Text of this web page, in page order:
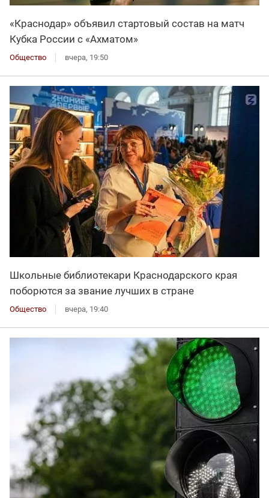
«Краснодар» объявил стартовый состав на матч
Кубка России с «Ахматом»
Общество вчера, 19:50
Школьные библиотекари Краснодарского края
поборются за звание лучших в стране
Общество вчера, 19:40